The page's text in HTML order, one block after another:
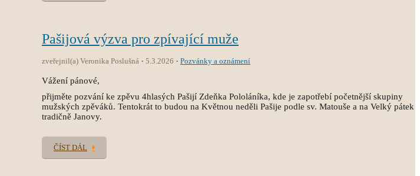
Pašijová výzva pro zpívající muže
zveřejnil(a) Veronika Poslušná 5.3.2026 Pozvánky a oznámení
Vážení pánové,
přijměte pozvání ke zpěvu 4hlasých Pašijí Zdeňka Pololáníka, kde je zapotřebí početnější skupiny
mužských zpěváků. Tentokrát to budou na Květnou neděli Pašije podle sv. Matouše a na Velký pátek
tradičně Janovy.
ČÍST DÁL